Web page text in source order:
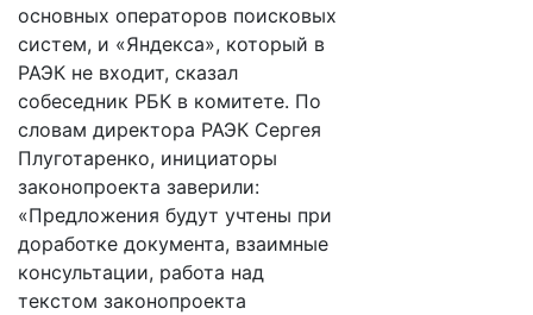
основных операторов поисковых
систем, и «Яндекса», который в
РАЭК не входит, сказал
собеседник РБК в комитете. По
словам директора РАЭК Сергея
Плуготаренко, инициаторы
законопроекта заверили:
«Предложения будут учтены при
доработке документа, взаимные
консультации, работа над
текстом законопроекта